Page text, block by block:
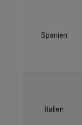
Spanien
Italien